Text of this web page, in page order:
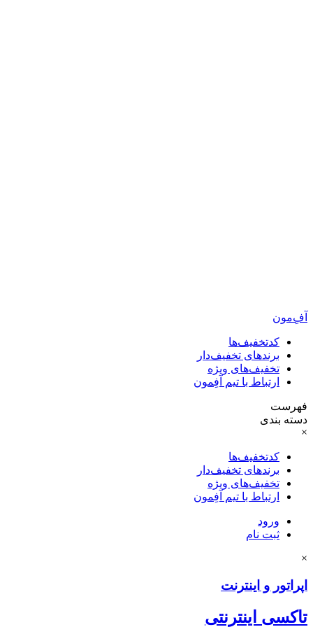
آفِ‌مون
کدتخفیف‌ها
برندهای تخفیف‌دار
تخفیف‌های ویژه
ارتباط با تیم آفِمون
فهرست
دسته بندی
×
کدتخفیف‌ها
برندهای تخفیف‌دار
تخفیف‌های ویژه
ارتباط با تیم آفِمون
ورود
ثبت نام
×
اپراتور و اینترنت
تاکسی اینترنتی